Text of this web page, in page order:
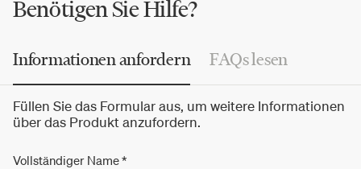
Ergebnis sind exklusive Kollektionen wie
Lasvit rühmt sich der Zusammenarbeit mit zahlreichen
nationalen und internationalen Designern und
Designstudios, wie Kengo Kuma, Yabu Pushelbe, Maarten
Baas, Campana Brothers, deFORM, Maurizio Galante, Eva
Jiřičná, Petra Krausová und vielen anderen.
Benötigen Sie Hilfe?
Informationen anfordern FAQs lesen
Füllen Sie das Formular aus, um weitere Informationen
über das Produkt anzufordern.
Vollständiger Name*